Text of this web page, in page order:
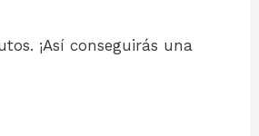
¡Así conseguirás una